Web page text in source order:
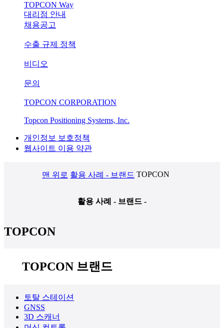
TOPCON Way
대리점 안내
채용공고
수출 규제 정책
비디오
문의
TOPCON CORPORATION
Topcon Positioning Systems, Inc.
개인정보 보호정책
웹사이트 이용 약관
맨 위로 활용 사례 - 브랜드 TOPCON
활용 사례 - 브랜드 -
TOPCON
TOPCON 브랜드
토탈 스테이션
GNSS
3D 스캐너